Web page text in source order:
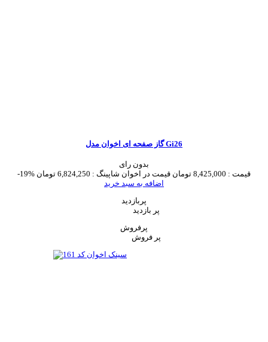
گاز صفحه ای اخوان مدل Gi26
بدون رای
-19%
قیمت : 8,425,000 تومان قیمت در اخوان شاپینگ : 6,824,250 تومان
اضافه به سبد خرید
پربازدید
پر بازدید
پرفروش